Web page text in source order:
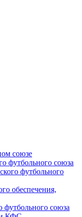
союзе
футбольного союза
футбольного
обеспечения,
союза